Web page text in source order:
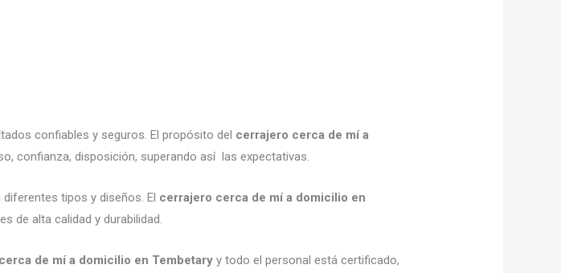
confiables y seguros. El propósito del cerrajero cerca de mí a
confianza, disposición, superando así las expectativas.
tipos y diseños. El cerrajero cerca de mí a domicilio en
de alta calidad y durabilidad.
de mí a domicilio en Tembetary y todo el personal está certificado,